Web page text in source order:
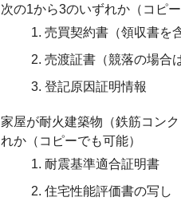
次の1から3のいずれか（コピー
売買契約書（領収書を
売渡証書（競落の場合
登記原因証明情報
家屋が耐火建築物（鉄筋コン
れか（コピーでも可能）
耐震基準適合証明書
住宅性能評価書の写し